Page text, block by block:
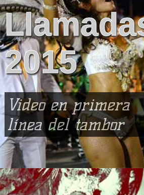
2015
Video en primera
línea del tambor